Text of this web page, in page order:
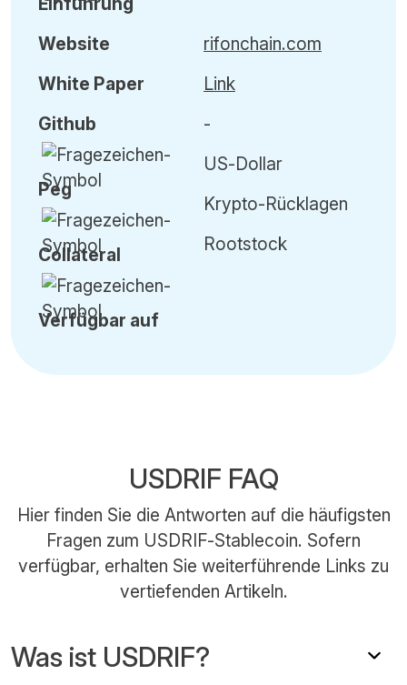
Website
White Paper
Github
Peg
Collateral
Verfügbar auf
rifonchain.com
Link
-
US-Dollar
Krypto-Rücklagen
Rootstock
USDRIF FAQ
Hier finden Sie die Antworten auf die häufigsten
Fragen zum USDRIF-Stablecoin. Sofern
verfügbar, erhalten Sie weiterführende Links zu
vertiefenden Artikeln.
Was ist USDRIF?